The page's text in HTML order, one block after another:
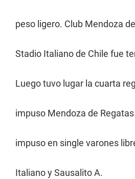
peso ligero. Club Mendoza
Stadio Italiano de Chile fue
Luego tuvo lugar la cuarta
impuso Mendoza de
impuso en single varones
Italiano y Sausalito A.